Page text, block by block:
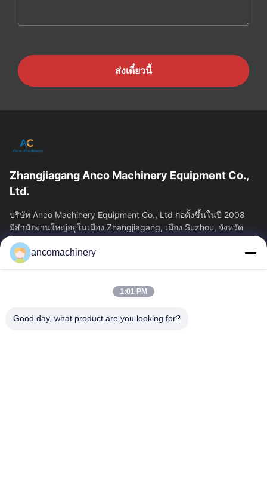
ส่งเดี๋ยวนี้
Zhangjiagang Anco Machinery Equipment Co.,
Ltd.
บริษัท Anco Machinery Equipment Co., Ltd ก่อตั้งขึ้นในปี 2008
มีสํานักงานใหญ่อยู่ในเมือง Zhangjiagang, เมือง Suzhou, จังหวัด
Jiangsu.
ลิงก์ด่วน
เกี่ยวกับเรา
ทัวร์โรงงาน
ควบคุมคุณภาพ
ancomachinery
1:01 PM
Good day, what product are you looking for?